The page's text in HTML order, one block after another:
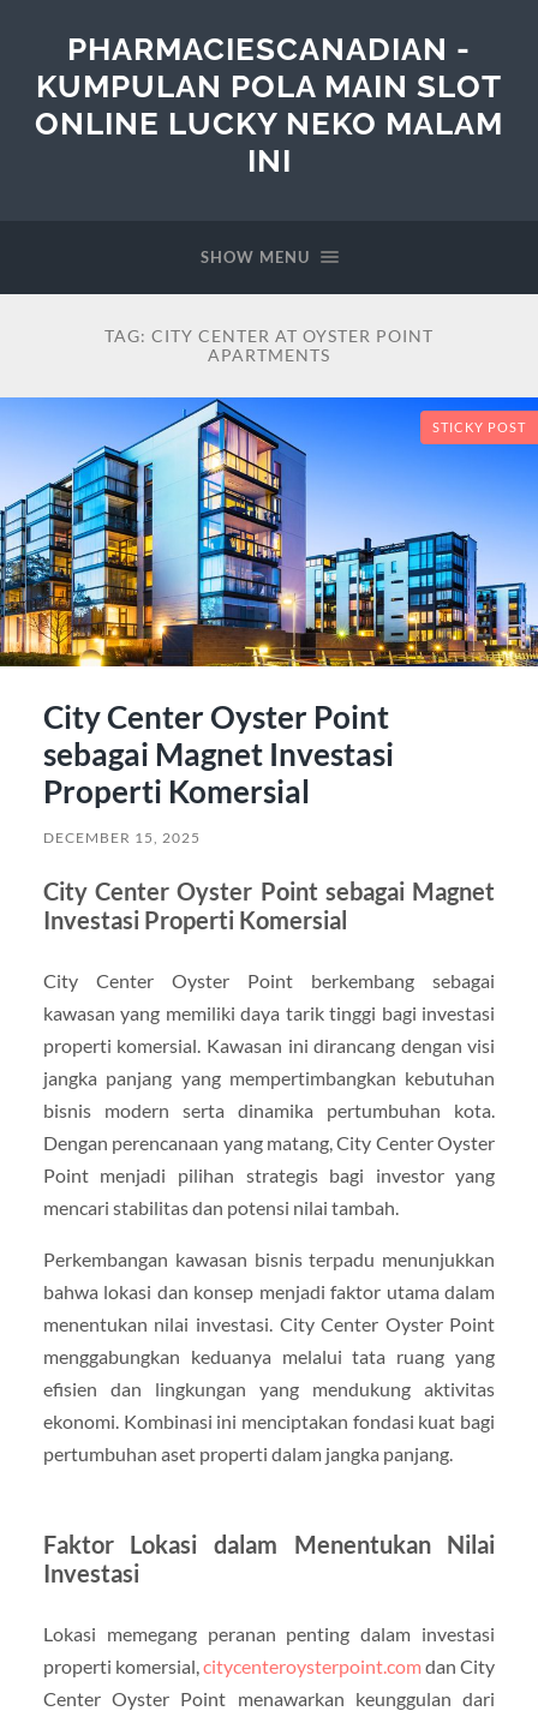
PHARMACIESCANADIAN -
KUMPULAN POLA MAIN SLOT
ONLINE LUCKY NEKO MALAM
INI
SHOW MENU
TAG: CITY CENTER AT OYSTER POINT
APARTMENTS
STICKY POST
City Center Oyster Point
sebagai Magnet Investasi
Properti Komersial
DECEMBER 15, 2025
City Center Oyster Point sebagai Magnet
Investasi Properti Komersial
City Center Oyster Point berkembang sebagai
kawasan yang memiliki daya tarik tinggi bagi investasi
properti komersial. Kawasan ini dirancang dengan visi
jangka panjang yang mempertimbangkan kebutuhan
bisnis modern serta dinamika pertumbuhan kota.
Dengan perencanaan yang matang, City Center Oyster
Point menjadi pilihan strategis bagi investor yang
mencari stabilitas dan potensi nilai tambah.
Perkembangan kawasan bisnis terpadu menunjukkan
bahwa lokasi dan konsep menjadi faktor utama dalam
menentukan nilai investasi. City Center Oyster Point
menggabungkan keduanya melalui tata ruang yang
efisien dan lingkungan yang mendukung aktivitas
ekonomi. Kombinasi ini menciptakan fondasi kuat bagi
pertumbuhan aset properti dalam jangka panjang.
Faktor Lokasi dalam Menentukan Nilai
Investasi
Lokasi memegang peranan penting dalam investasi
properti komersial, citycenteroysterpoint.com dan City
Center Oyster Point menawarkan keunggulan dari